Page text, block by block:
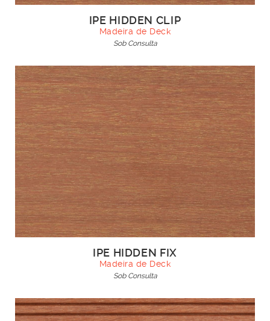
IPE HIDDEN CLIP
Madeira de Deck
Sob Consulta
IPE HIDDEN FIX
Madeira de Deck
Sob Consulta